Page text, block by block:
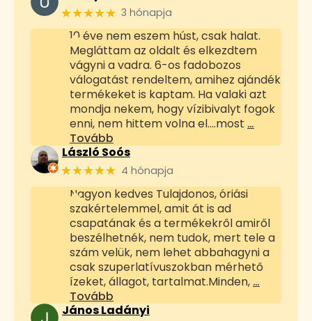
★★★★★ 3 hónapja
10 éve nem eszem húst, csak halat.
Megláttam az oldalt és elkezdtem
vágyni a vadra. 6-os fadobozos
válogatást rendeltem, amihez ajándék
termékeket is kaptam. Ha valaki azt
mondja nekem, hogy vízibivalyt fogok
enni, nem hittem volna el....most …
Tovább
László Soós
★★★★★ 4 hónapja
Nagyon kedves Tulajdonos, óriási
szakértelemmel, amit át is ad
csapatának és a termékekről amiről
beszélhetnék, nem tudok, mert tele a
szám velük, nem lehet abbahagyni a
csak szuperlatívuszokban mérhető
ízeket, állagot, tartalmat.Minden, …
Tovább
János Ladányi